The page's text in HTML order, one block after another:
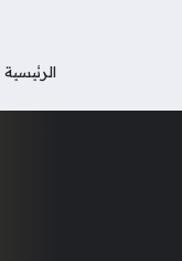
الرئيسية